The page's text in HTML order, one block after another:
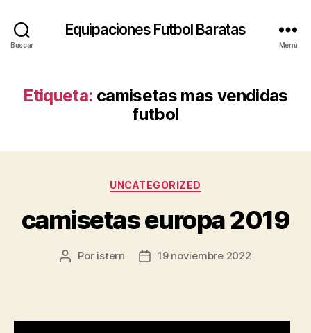
Buscar
Equipaciones Futbol Baratas
Menú
Etiqueta: camisetas mas vendidas
futbol
Categorías
UNCATEGORIZED
camisetas europa 2019
Autor
Por istern
Fecha19 noviembre 2022